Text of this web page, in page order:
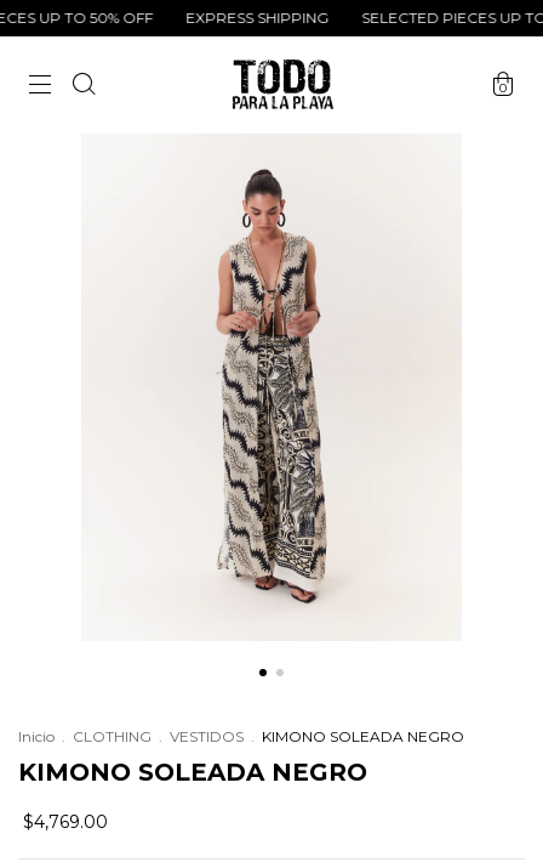
UP TO 50% OFF EXPRESS SHIPPING SELECTED PIECES UP TO
0
Inicio . CLOTHING . VESTIDOS . KIMONO SOLEADA NEGRO
KIMONO SOLEADA NEGRO
$4,769.00